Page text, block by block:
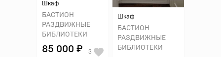
Шкаф
БАСТИОН
РАЗДВИЖНЫЕ
БИБЛИОТЕКИ
85 000 ₽ 3
Шкаф
БАСТИОН
РАЗДВИЖНЫЕ
БИБЛИОТЕКИ